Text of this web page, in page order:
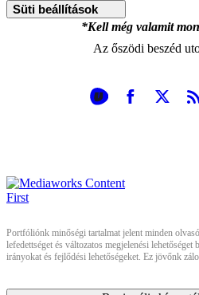
Süti beállítások
*Kell még valamit
Az őszödi beszéd
Portfóliónk minőségi tartalmat jelent minden
lefedettséget és változatos megjelenési
irányokat és fejlődési lehetőségeket. Ez jövőnk